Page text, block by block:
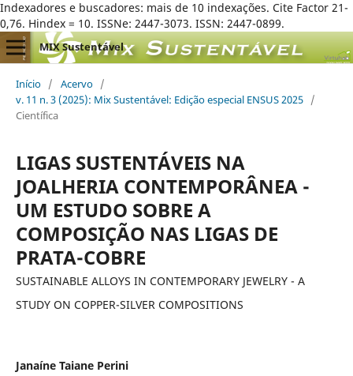
Indexadores e buscadores: mais de 10 indexações. Cite Factor 21-
0,76. Hindex = 10. ISSNe: 2447-3073. ISSN: 2447-0899.
MIX Sustentável
Início / Acervo /
v. 11 n. 3 (2025): Mix Sustentável: Edição especial ENSUS 2025 /
Científica
LIGAS SUSTENTÁVEIS NA
JOALHERIA CONTEMPORÂNEA -
UM ESTUDO SOBRE A
COMPOSIÇÃO NAS LIGAS DE
PRATA-COBRE
SUSTAINABLE ALLOYS IN CONTEMPORARY JEWELRY - A
STUDY ON COPPER-SILVER COMPOSITIONS
Janaíne Taiane Perini